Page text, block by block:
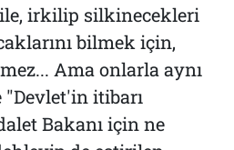
irkilip silkinecekleri
bilmek için,
Ama onlarla aynı
itibarı
Bakanı için ne